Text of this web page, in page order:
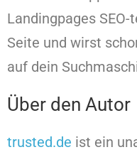
Landingpages
Seite und wirst
auf dein
Über den Autor
trusted.de ist ein